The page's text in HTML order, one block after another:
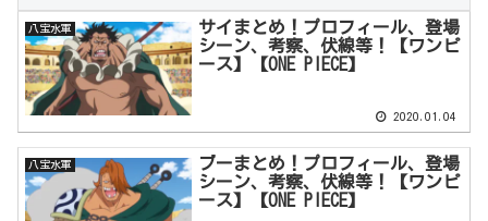
八宝水軍
サイまとめ！プロフィール、登場
シーン、考察、伏線等！【ワンピ
ース】【ONE PIECE】
2020.01.04
八宝水軍
ブーまとめ！プロフィール、登場
シーン、考察、伏線等！【ワンピ
ース】【ONE PIECE】